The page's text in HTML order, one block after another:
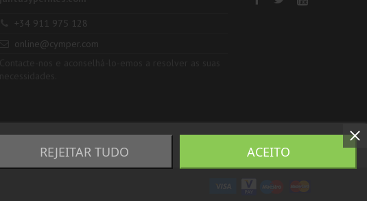
REJEITAR TUDO ACEITO
+34 911 975 128
online@cymper.com